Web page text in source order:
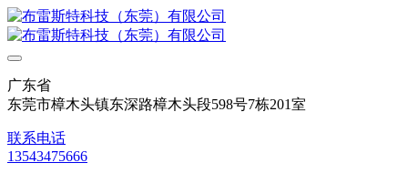
广东省
东莞市樟木头镇东深路樟木头段598号7栋201室
联系电话
13543475666